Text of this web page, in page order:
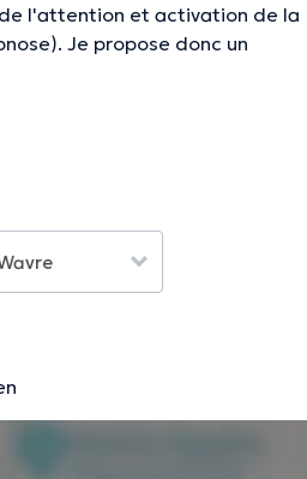
l'attention et activation de la
Je propose donc un
et spirituel. Une attention
ses émotions, de ses
une meilleure présence à
général.